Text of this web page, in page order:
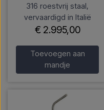
316 roestvrij staal,
vervaardigd in Italië
€ 2.995,00
Toevoegen aan
mandje